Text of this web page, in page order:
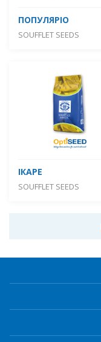
ПОПУЛЯРІО
SOUFFLET SEEDS
ІКАРЕ
SOUFFLET SEEDS